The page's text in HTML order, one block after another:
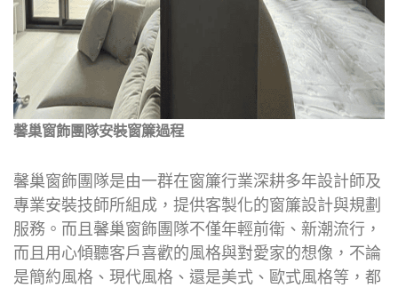
馨巢窗飾團隊安裝窗簾過程
馨巢窗飾團隊是由一群在窗簾行業深耕多年設計師及
專業安裝技師所組成，提供客製化的窗簾設計與規劃
服務。而且馨巢窗飾團隊不僅年輕前衛、新潮流行，
而且用心傾聽客戶喜歡的風格與對愛家的想像，不論
是簡約風格、現代風格、還是美式、歐式風格等，都